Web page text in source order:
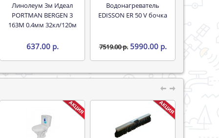
Линолеум 3м Идеал
PORTMAN BERGEN 3
163M 0.4мм 32кл/120м
637.00 р.
Водонагреватель
EDISSON ER 50 V бочка
7519.00 р. 5990.00 р.